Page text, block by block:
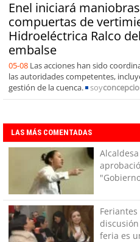
Enel iniciará
compuertas de
Hidroeléctrica Ralco
embalse
05-08 Las acciones han sido
las autoridades competentes,
gestión de la cuenca.
soy
LAS MÁS COMENTADAS
feria es